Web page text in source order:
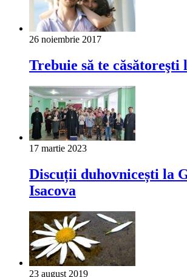
26 noiembrie 2017
Trebuie să te căsătoreşti
17 martie 2023
Discuții duhovnicești la
Isacova
23 august 2019